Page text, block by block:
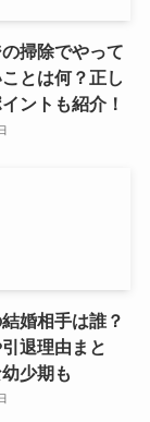
掃除でやって
とは何？正し
ントも紹介！
婚相手は誰？
退理由まと
少期も